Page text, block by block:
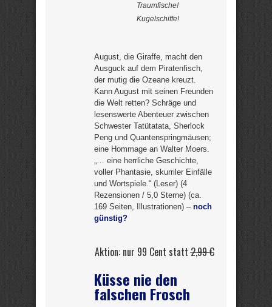
Traumfische!
Kugelschiffe!
August, die Giraffe, macht den
Ausguck auf dem Piratenfisch,
der mutig die Ozeane kreuzt.
Kann August mit seinen Freunden
die Welt retten? Schräge und
lesenswerte Abenteuer zwischen
Schwester Tatütatata, Sherlock
Peng und Quantenspringmäusen;
eine Hommage an Walter Moers.
„… eine herrliche Geschichte,
voller Phantasie, skurriler Einfälle
und Wortspiele.“ (Leser) (4
Rezensionen / 5,0 Sterne) (ca.
169 Seiten, Illustrationen) – noch
günstig?
Aktion: nur 99 Cent statt2,99 €
Küsse nie den
falschen Frosch